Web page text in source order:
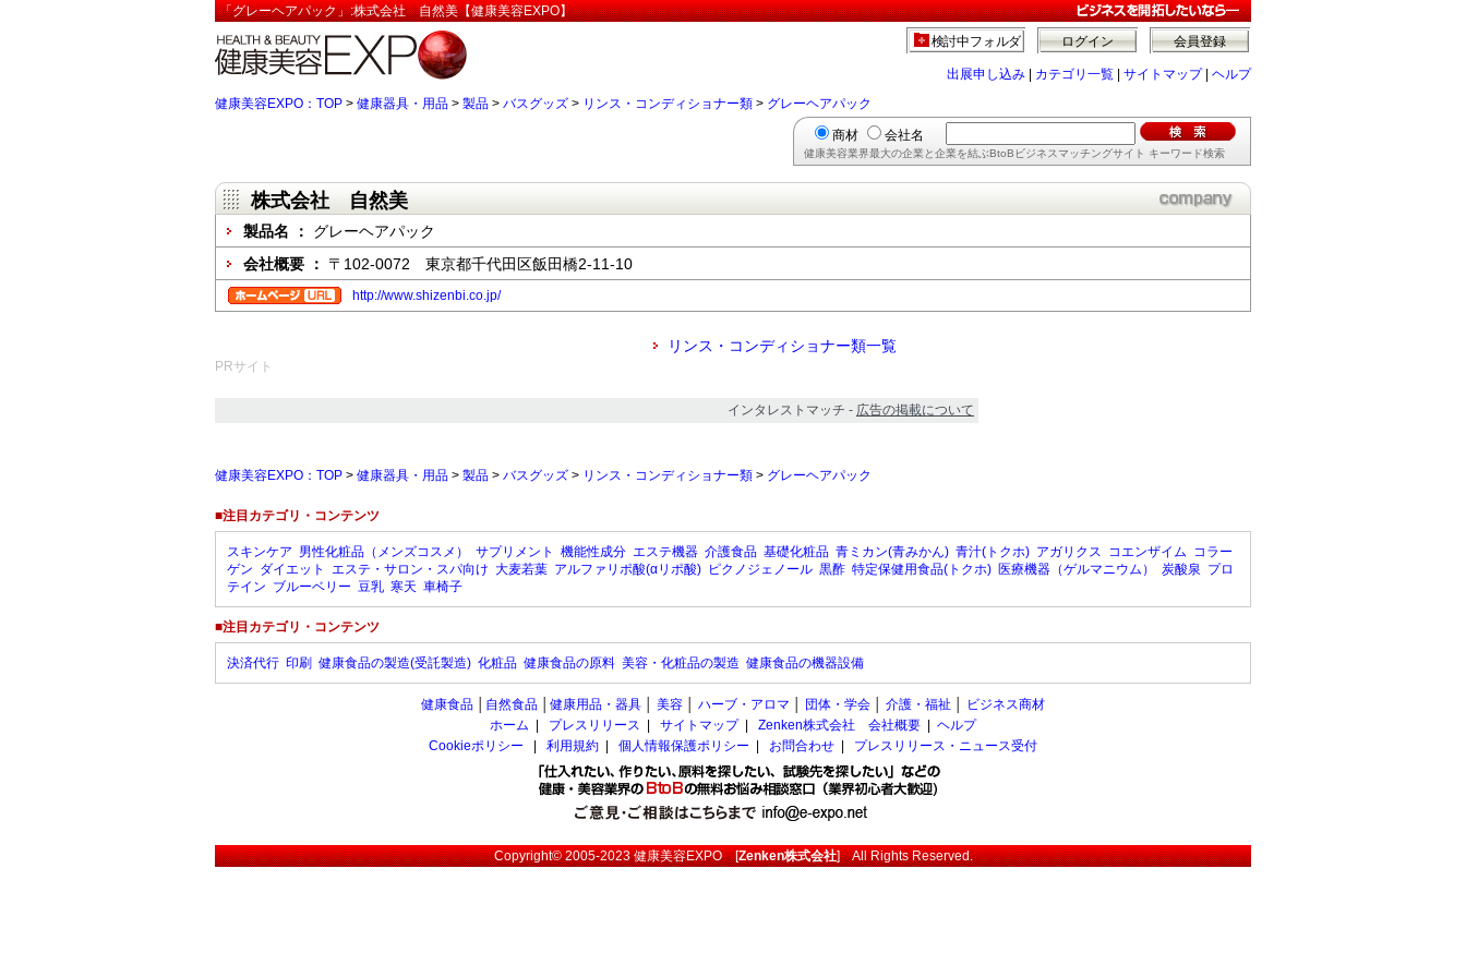
「グレーヘアパック」:株式会社 自然美【健康美容EXPO】
会員登録
ログイン
検討中フォルダ
出展申し込み カテゴリ一覧 サイトマップ| ヘルプ
健康美容EXPO：TOP > 健康器具・用品 > 製品 > バスグッズ > リンス・コンディショナー類 > グレーヘアパック
商材 会社名
健康美容業界最大の企業と企業を結ぶBtoBビジネスマッチングサイト キーワード検索
株式会社 自然美
製品名 ： グレーヘアパック
会社概要 ： 〒102-0072 東京都千代田区飯田橋2-11-10
http://www.shizenbi.co.jp/
リンス・コンディショナー類一覧
PRサイト
インタレストマッチ - 広告の掲載について
健康美容EXPO：TOP > 健康器具・用品 > 製品 > バスグッズ > リンス・コンディショナー類 > グレーヘアパック
■注目カテゴリ・コンテンツ
スキンケア 男性化粧品（メンズコスメ） サプリメント 機能性成分 エステ機器 介護食品 基礎化粧品 青ミカン(青みかん) 青汁(トクホ) アガリクス コエンザイム コラー
ゲン ダイエット エステ・サロン・スパ向け 大麦若葉 アルファリポ酸(αリポ酸) ピクノジェノール 黒酢 特定保健用食品(トクホ) 医療機器（ゲルマニウム） 炭酸泉 プロ
テイン ブルーベリー 豆乳 寒天 車椅子
■注目カテゴリ・コンテンツ
決済代行 印刷 健康食品の製造(受託製造) 化粧品 健康食品の原料 美容・化粧品の製造 健康食品の機器設備
健康食品 自然食品 健康用品・器具 美容 ハーブ・アロマ 団体・学会 介護・福祉
ビジネス商材
ホーム
プレスリリース サイトマップ| Zenken株式会社 会社概要
ヘルプ
Cookieポリシー
利用規約 個人情報保護ポリシー お問合わせ プレスリリース・ニュース受付
Copyright© 2005-2023健康美容EXPO[Zenken株式会社] All Rights Reserved.